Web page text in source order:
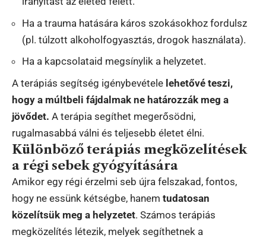
Ha a trauma hatására káros szokásokhoz fordulsz
(pl. túlzott alkoholfogyasztás, drogok használata).
Ha a kapcsolataid megsínylik a helyzetet.
A terápiás segítség igénybevétele lehetővé teszi,
hogy a múltbeli fájdalmak ne határozzák meg a
jövődet. A terápia segíthet megerősödni,
rugalmasabbá válni és teljesebb életet élni.
Különböző terápiás megközelítések
a régi sebek gyógyítására
Amikor egy régi érzelmi seb újra felszakad, fontos,
hogy ne essünk kétségbe, hanem tudatosan
közelítsük meg a helyzetet. Számos terápiás
megközelítés létezik, melyek segíthetnek a